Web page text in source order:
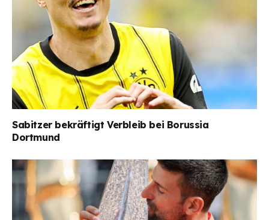
Sabitzer bekräftigt Verbleib bei Borussia
Dortmund